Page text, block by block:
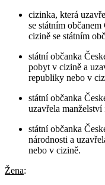
cizinka, která
se státním
cizině se státním
státní občanka
pobyt v cizině a
republiky nebo v
státní občanka
uzavřela
státní občanka
národnosti a
nebo v cizině.
Žena: